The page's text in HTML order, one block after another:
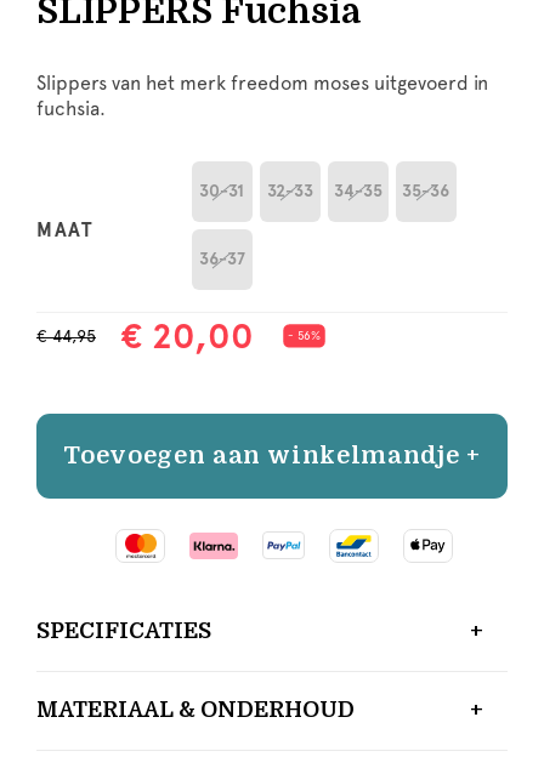
SLIPPERS Fuchsia
Slippers van het merk freedom moses uitgevoerd in
fuchsia.
MAAT
30-31 32-33 34-35 35-36
36-37
€ 44,95 € 20,00 - 56%
Toevoegen aan winkelmandje +
SPECIFICATIES
MATERIAAL & ONDERHOUD